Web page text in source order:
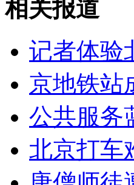
外交部：有关国家言论
安徽一实载49人客车翻
走！跟着总书记去植树
相关报道
记者体验
京地铁站
公共服务
北京打车